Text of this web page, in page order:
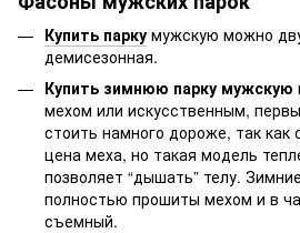
Купить парку мужскую можно
демисезонная.
Купить зимнюю парку мужскую
мехом или искусственным,
стоить намного дороже, так как
цена меха, но такая модель
позволяет “дышать” телу.
полностью прошиты мехом и в
съемный.